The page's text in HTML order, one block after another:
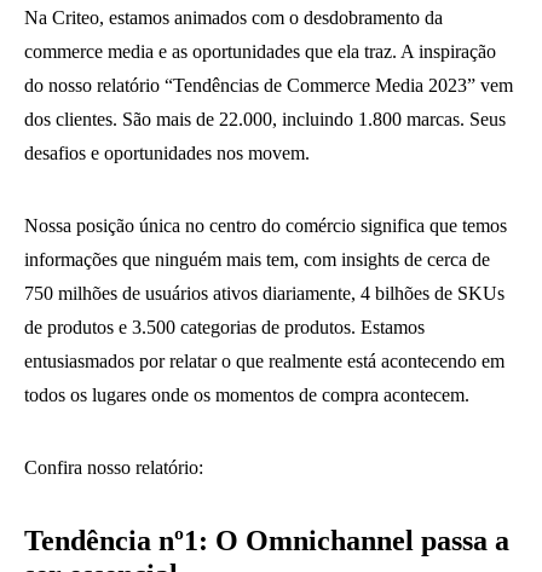
Na Criteo, estamos animados com o desdobramento da
commerce media e as oportunidades que ela traz. A inspiração
do nosso relatório “Tendências de Commerce Media 2023” vem
dos clientes. São mais de 22.000, incluindo 1.800 marcas. Seus
desafios e oportunidades nos movem.
Nossa posição única no centro do comércio significa que temos
informações que ninguém mais tem, com insights de cerca de
750 milhões de usuários ativos diariamente, 4 bilhões de SKUs
de produtos e 3.500 categorias de produtos. Estamos
entusiasmados por relatar o que realmente está acontecendo em
todos os lugares onde os momentos de compra acontecem.
Confira nosso relatório:
Tendência nº1: O Omnichannel passa a